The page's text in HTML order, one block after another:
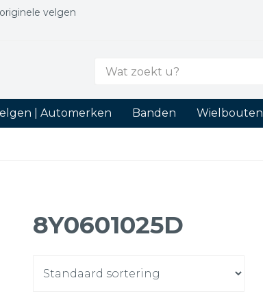
velgen
Zoek
| Automerken Banden Wielbouten
8Y0601025D